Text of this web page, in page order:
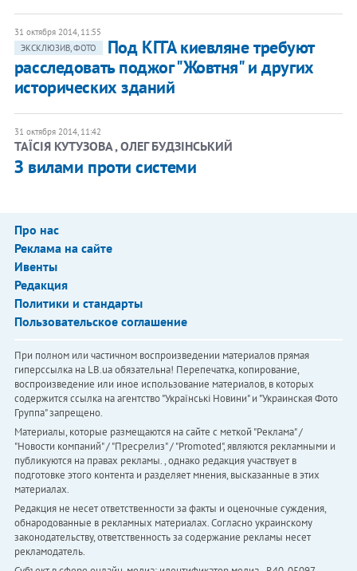
31 октября 2014, 11:55
ЭКСКЛЮЗИВ, ФОТО
Под КГГА киевляне требуют
расследовать поджог "Жовтня" и других
исторических зданий
31 октября 2014, 11:42
ТАЇСІЯ КУТУЗОВА , ОЛЕГ БУДЗІНСЬКИЙ
З вилами проти системи
Про нас
Реклама на сайте
Ивенты
Редакция
Политики и стандарты
Пользовательское соглашение
При полном или частичном воспроизведении материалов прямая
гиперссылка на LB.ua обязательна! Перепечатка, копирование,
воспроизведение или иное использование материалов, в которых
содержится ссылка на агентство "Українськi Новини" и "Украинская Фото
Группа" запрещено.
Материалы, которые размещаются на сайте с меткой "Реклама" /
"Новости компаний" / "Пресрелиз" / "Promoted", являются рекламными и
публикуются на правах рекламы. , однако редакция участвует в
подготовке этого контента и разделяет мнения, высказанные в этих
материалах.
Редакция не несет ответственности за факты и оценочные суждения,
обнародованные в рекламных материалах. Согласно украинскому
законодательству, ответственность за содержание рекламы несет
рекламодатель.